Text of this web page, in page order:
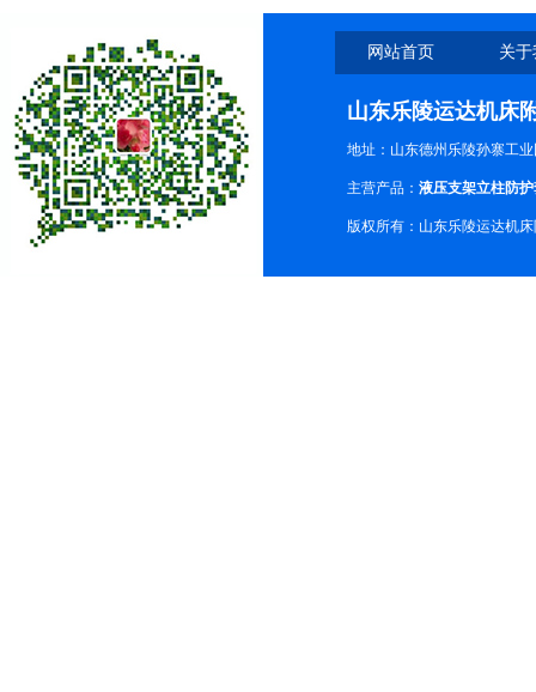
网站首页 关
山东乐陵运达机床
地址：山东德州乐陵孙寨工
主营产品： 液压支架立柱防
版权所有：山东乐陵运达机